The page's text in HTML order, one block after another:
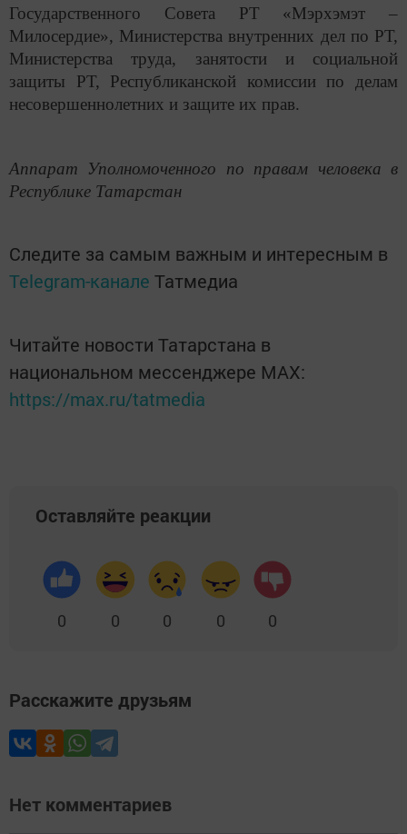
Государственного Совета РТ «Мэрхэмэт –
Милосердие», Министерства внутренних дел по РТ,
Министерства труда, занятости и социальной
защиты РТ, Республиканской комиссии по делам
несовершеннолетних и защите их прав.
Аппарат Уполномоченного по правам человека в
Республике Татарстан
Следите за самым важным и интересным в
Telegram-канале Татмедиа
Читайте новости Татарстана в
национальном мессенджере MАХ:
https://max.ru/tatmedia
Оставляйте реакции
0 0 0 0 0
Расскажите друзьям
Нет комментариев